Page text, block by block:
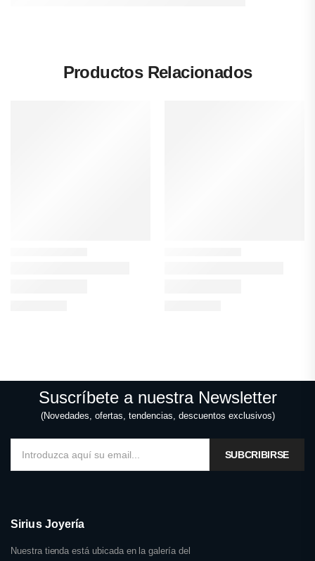
Productos Relacionados
Suscríbete a nuestra Newsletter
(Novedades, ofertas, tendencias, descuentos exclusivos)
SUBCRIBIRSE
Sirius Joyería
Nuestra tienda está ubicada en la galería del